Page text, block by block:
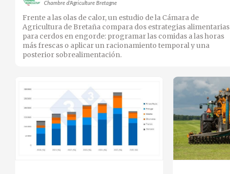
Chambre d'Agriculture Bretagne
Frente a las olas de calor, un estudio de la Cámara de
Agricultura de Bretaña compara dos estrategias alimentarias
para cerdos en engorde: programar las comidas a las horas
más frescas o aplicar un racionamiento temporal y una
posterior sobrealimentación.